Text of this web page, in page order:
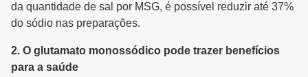
da quantidade de sal por MSG, é possível reduzir até 37%
do sódio nas preparações.
2. O glutamato monossódico pode trazer benefícios
para a saúde